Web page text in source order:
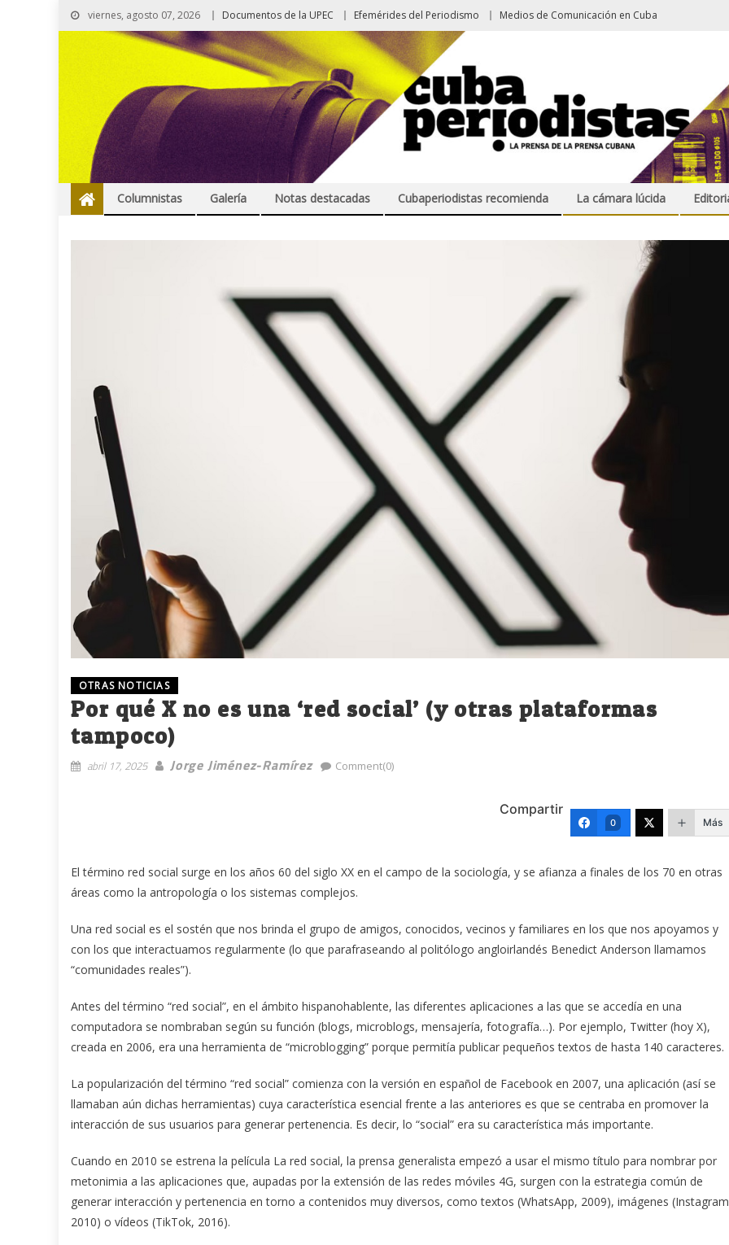
viernes, agosto 07, 2026 Documentos de la UPEC Efemérides del Periodismo Medios de Comunicación en Cuba
Columnistas Galería Notas destacadas Cubaperiodistas recomienda La cámara lúcida
OTRAS NOTICIAS
Por qué X no es una ‘red social’ (y otras plataformas
tampoco)
abril 17, 2025 Jorge Jiménez-Ramírez Comment(0)
Compartir
0 Más
El término red social surge en los años 60 del siglo XX en el campo de la sociología, y se afianza a finales de los 70 en otras
áreas como la antropología o los sistemas complejos.
Una red social es el sostén que nos brinda el grupo de amigos, conocidos, vecinos y familiares en los que nos apoyamos y
con los que interactuamos regularmente (lo que parafraseando al politólogo angloirlandés Benedict Anderson llamamos
“comunidades reales”).
Antes del término “red social”, en el ámbito hispanohablente, las diferentes aplicaciones a las que se accedía en una
computadora se nombraban según su función (blogs, microblogs, mensajería, fotografía…). Por ejemplo, Twitter (hoy X),
creada en 2006, era una herramienta de “microblogging” porque permitía publicar pequeños textos de hasta 140 caracteres.
La popularización del término “red social” comienza con la versión en español de Facebook en 2007, una aplicación (así se
llamaban aún dichas herramientas) cuya característica esencial frente a las anteriores es que se centraba en promover la
interacción de sus usuarios para generar pertenencia. Es decir, lo “social” era su característica más importante.
Cuando en 2010 se estrena la película La red social, la prensa generalista empezó a usar el mismo título para nombrar por
metonimia a las aplicaciones que, aupadas por la extensión de las redes móviles 4G, surgen con la estrategia común de
generar interacción y pertenencia en torno a contenidos muy diversos, como textos (WhatsApp, 2009), imágenes
2010) o vídeos (TikTok, 2016).